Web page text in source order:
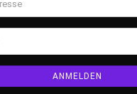
ANMELDEN